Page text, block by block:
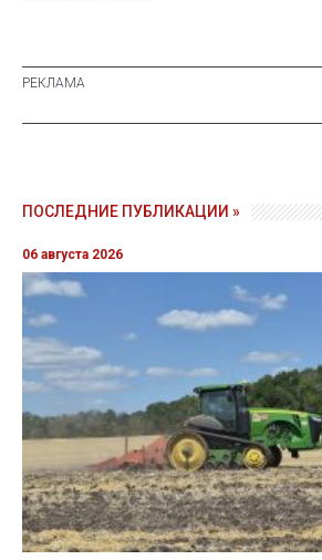
ПОСЛЕДНИЕ ПУБЛИКАЦИИ »
06 августа 2026